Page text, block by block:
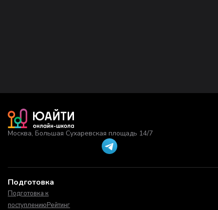
Москва, Большая Сухаревская площадь 14/7
Подготовка
Подготовка к
поступлениюРейтинг